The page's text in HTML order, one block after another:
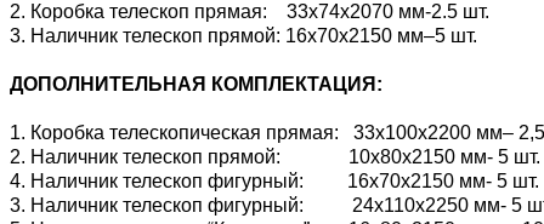
2. Коробка телескоп прямая: 33х74х2070 мм-2.5 шт.
3. Наличник телескоп прямой: 16х70х2150 мм–5 шт.
ДОПОЛНИТЕЛЬНАЯ КОМПЛЕКТАЦИЯ:
1. Коробка телескопическая прямая: 33х100х2200 мм–
2. Наличник телескоп прямой: 10х80х2150 мм- 5 шт.
4. Наличник телескоп фигурный: 16х70х2150 мм- 5 шт.
3. Наличник телескоп фигурный: 24х110х2250 мм- 5